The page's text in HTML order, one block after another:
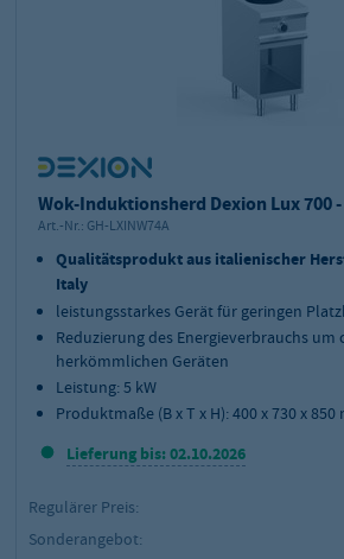
Wok-Induktionsherd Dexion Lux 700 -
Art.-Nr.: GH-LXINW74A
Qualitätsprodukt aus italienischer
Italy
leistungsstarkes Gerät für geringen
Reduzierung des Energieverbrauchs um
herkömmlichen Geräten
Leistung: 5 kW
Produktmaße (B x T x H): 400 x 730 x 850
Lieferung bis: 02.10.2026
Regulärer Preis:
Sonderangebot: